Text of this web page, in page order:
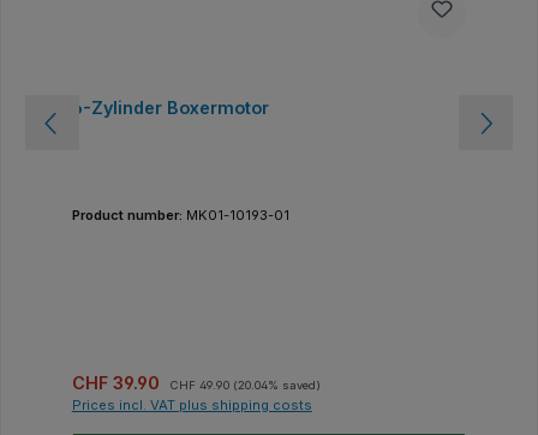
6-Zylinder Boxermotor
Product number: MK01-10193-01
Sale price:
CHF 39.90 CHF 49.90 (20.04% saved)
Prices incl. VAT plus shipping costs